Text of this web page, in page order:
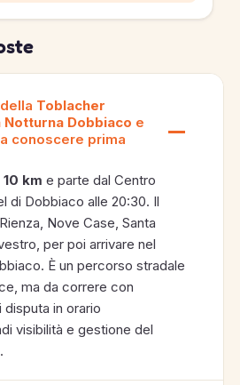
Toblacher
Dobbiaco e
conoscere prima
10 km e parte dal Centro
di Dobbiaco alle 20:30. Il
Nove Case, Santa
per poi arrivare nel
È un percorso stradale
ma da correre con
in orario
visibilità e gestione del